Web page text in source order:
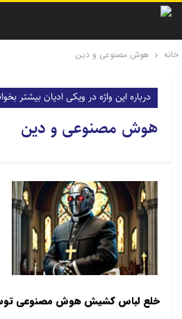
خانه هوش مصنوعی و دین
درباره این واژه در ویکی ادیان بیشتر
هوش مصنوعی و دین
خلع لباس کشیش هوش مصنوعی